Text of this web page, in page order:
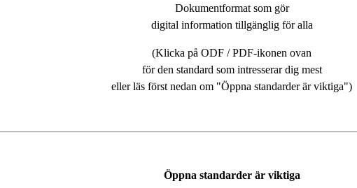
Dokumentformat som gör
digital information tillgänglig för alla
(Klicka på ODF / PDF-ikonen ovan
för den standard som intresserar dig mest
eller läs först nedan om "Öppna standarder är viktiga")
Öppna standarder är viktiga